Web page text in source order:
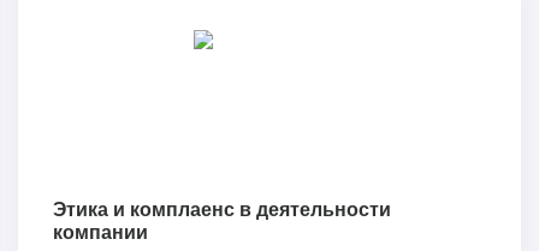
Этика и комплаенс в деятельности
компании